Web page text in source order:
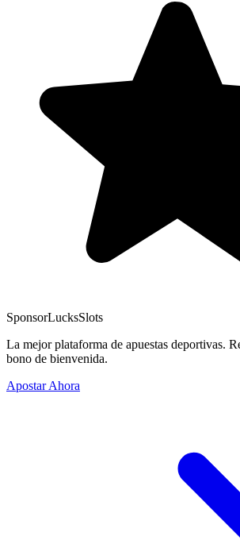
SponsorLucksSlots
La mejor plataforma de apuestas deportivas.
bono de bienvenida.
Apostar Ahora